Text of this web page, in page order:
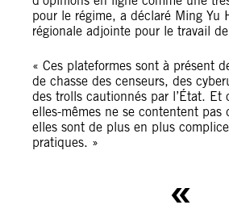
pour le régime, a déclaré Ming Yu
régionale adjointe pour le travail
« Ces plateformes sont à présent
de chasse des censeurs, des
des trolls cautionnés par l’État. Et
elles-mêmes ne se contentent pas
elles sont de plus en plus
pratiques. »